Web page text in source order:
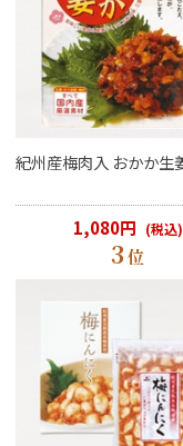
紀州産梅肉入 おかか生
1,080円 (税込)
3位